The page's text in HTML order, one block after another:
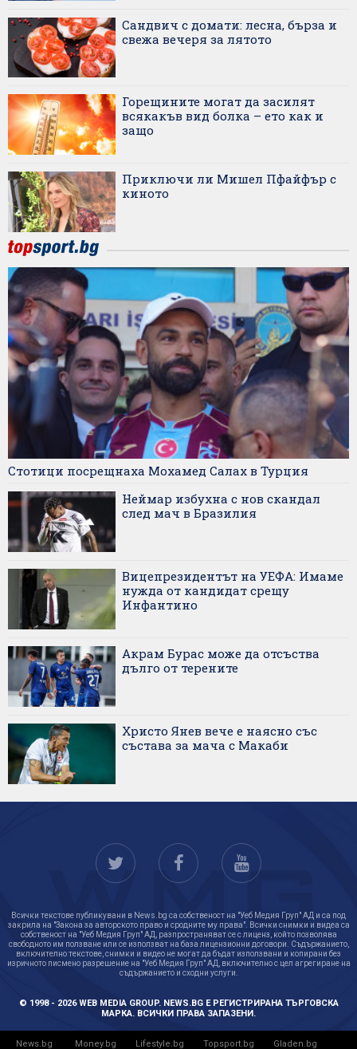
Сандвич с домати: лесна, бърза и
свежа вечеря за лятото
Горещините могат да засилят
всякакъв вид болка – ето как и
защо
Приключи ли Мишел Пфайфър с
киното
Стотици посрещнаха Мохамед Салах в Турция
Неймар избухна с нов скандал
след мач в Бразилия
Вицепрезидентът на УЕФА: Имаме
нужда от кандидат срещу
Инфантино
Акрам Бурас може да отсъства
дълго от терените
Христо Янев вече е наясно със
състава за мача с Макаби
Всички текстове публикувани в News.bg са собственост на "Уеб Медия Груп" АД и са под
закрила на "Закона за авторското право и сродните му права". Всички снимки и видеа са
собственост на "Уеб Медия Груп" АД, разпространяват се с лиценз, който позволява
свободното им ползване или се използват на база лицензионни договори. Съдържанието,
включително текстове, снимки и видео не могат да бъдат използвани и копирани без
изричното писмено разрешение на "Уеб Медия Груп" АД, включително с цел агрегиране на
съдържанието и сходни услуги.
© 1998 - 2026 WEB MEDIA GROUP. NEWS.BG Е РЕГИСТРИРАНА ТЪРГОВСКА
МАРКА. ВСИЧКИ ПРАВА ЗАПАЗЕНИ.
News.bg Money.bg Lifestyle.bg Topsport.bg Gladen.bg